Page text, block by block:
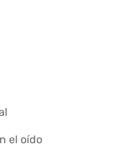
el oído